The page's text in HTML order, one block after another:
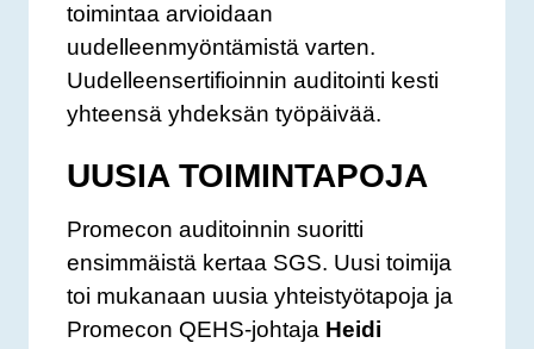
toimintaa arvioidaan
uudelleenmyöntämistä varten.
Uudelleensertifioinnin auditointi kesti
yhteensä yhdeksän työpäivää.
UUSIA TOIMINTAPOJA
Promecon auditoinnin suoritti
ensimmäistä kertaa SGS. Uusi toimija
toi mukanaan uusia yhteistyötapoja ja
Promecon QEHS-johtaja Heidi